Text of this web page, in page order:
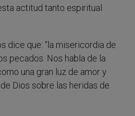
actitud tanto espiritual
dice que: “la misericordia de
pecados. Nos habla de la
una gran luz de amor y
Dios sobre las heridas de